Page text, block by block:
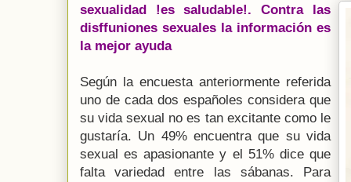
sexualidad !es saludable!. Contra las
disffuniones sexuales la información es
la mejor ayuda
Según la encuesta anteriormente referida
uno de cada dos españoles considera que
su vida sexual no es tan excitante como le
gustaría. Un 49% encuentra que su vida
sexual es apasionante y el 51% dice que
falta variedad entre las sábanas. Para